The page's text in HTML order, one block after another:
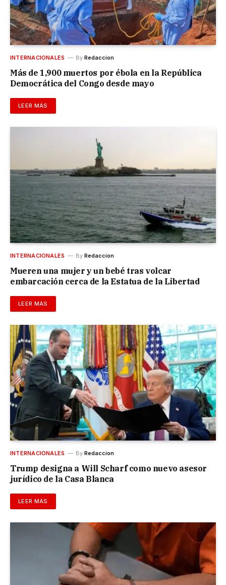
INTERNACIONALES By Redaccion
Más de 1,900 muertos por ébola en la República
Democrática del Congo desde mayo
LEER MÁS
INTERNACIONALES By Redaccion
Mueren una mujer y un bebé tras volcar
embarcación cerca de la Estatua de la Libertad
LEER MÁS
INTERNACIONALES By Redaccion
Trump designa a Will Scharf como nuevo asesor
jurídico de la Casa Blanca
LEER MÁS